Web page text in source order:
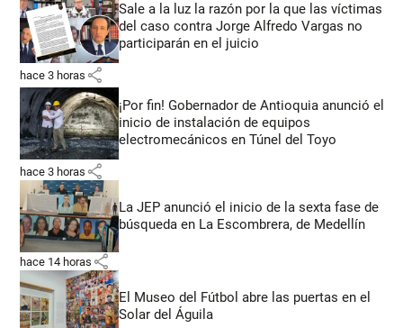
Sale a la luz la razón por la que las víctimas
del caso contra Jorge Alfredo Vargas no
participarán en el juicio
hace 3 horas share
¡Por fin! Gobernador de Antioquia anunció el
inicio de instalación de equipos
electromecánicos en Túnel del Toyo
hace 3 horas share
La JEP anunció el inicio de la sexta fase de
búsqueda en La Escombrera, de Medellín
hace 14 horas share
El Museo del Fútbol abre las puertas en el
Solar del Águila